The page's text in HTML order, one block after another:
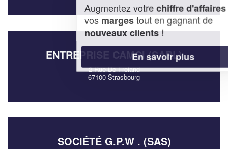
ENTREPRISE CAMCI (SARL)
2 Rue De Freland
67100 Strasbourg
SOCIÉTÉ G.P.W . (SAS)
Augmentez votrechiffre d'affaireset
vos margestout en gagnant de
nouveaux clients!
En savoir plus